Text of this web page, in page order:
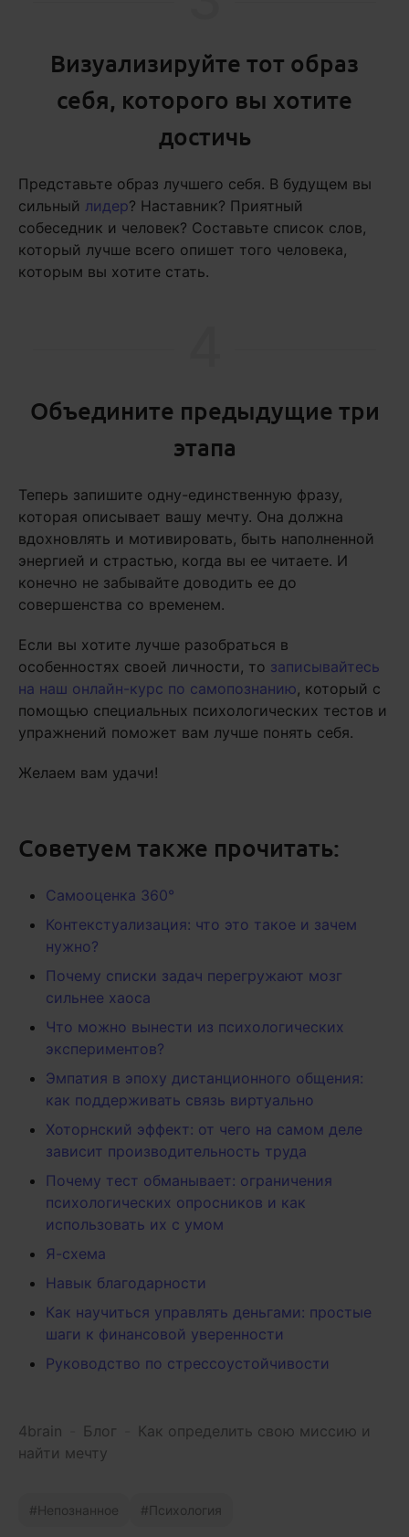
Визуализируйте тот образ
себя, которого вы хотите
достичь
Представьте образ лучшего себя. В будущем вы
сильный лидер? Наставник? Приятный
собеседник и человек? Составьте список слов,
который лучше всего опишет того человека,
которым вы хотите стать.
Объедините предыдущие три
этапа
Теперь запишите одну-единственную фразу,
которая описывает вашу мечту. Она должна
вдохновлять и мотивировать, быть наполненной
энергией и страстью, когда вы ее читаете. И
конечно не забывайте доводить ее до
совершенства со временем.
Если вы хотите лучше разобраться в
особенностях своей личности, то записывайтесь
на наш онлайн-курс по самопознанию, который с
помощью специальных психологических тестов и
упражнений поможет вам лучше понять себя.
Желаем вам удачи!
Советуем также прочитать:
Самооценка 360°
Контекстуализация: что это такое и зачем
нужно?
Почему списки задач перегружают мозг
сильнее хаоса
Что можно вынести из психологических
экспериментов?
Эмпатия в эпоху дистанционного общения:
как поддерживать связь виртуально
Хоторнский эффект: от чего на самом деле
зависит производительность труда
Почему тест обманывает: ограничения
психологических опросников и как
использовать их с умом
Я-схема
Навык благодарности
Как научиться управлять деньгами: простые
шаги к финансовой уверенности
Руководство по стрессоустойчивости
4brain Блог
Как определить свою миссию и
найти мечту
Непознанное Психология